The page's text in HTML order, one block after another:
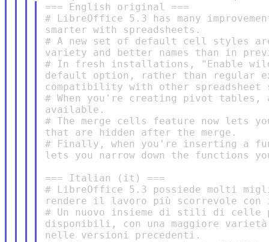
=== English original ===
# LibreOffice 5.3 has many
smarter with spreadsheets.
# A new set of default cell styles
variety and better names than in
# In fresh installations, "Enable
default option, rather than regular
compatibility with other spreadsheet
# When you're creating pivot tables,
available.
# The merge cells feature now lets
that are hidden after the merge.
# Finally, when you're inserting a
lets you narrow down the functions
=== Italian (it) ===
# LibreOffice 5.3 possiede molti
rendere il lavoro più scorrevole
# Un nuovo insieme di stili di celle
disponibili, con una maggiore varietà
nelle versioni precedenti.